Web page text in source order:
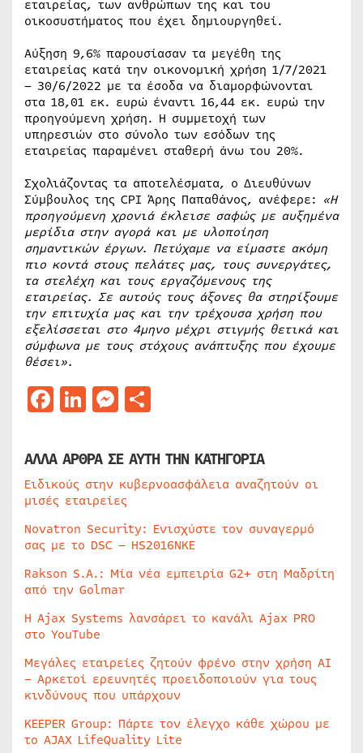
εταιρείας, των ανθρώπων της και του
οικοσυστήματος που έχει δημιουργηθεί.
Αύξηση 9,6% παρουσίασαν τα μεγέθη της
εταιρείας κατά την οικονομική χρήση 1/7/2021
– 30/6/2022 με τα έσοδα να διαμορφώνονται
στα 18,01 εκ. ευρώ έναντι 16,44 εκ. ευρώ την
προηγούμενη χρήση. Η συμμετοχή των
υπηρεσιών στο σύνολο των εσόδων της
εταιρείας παραμένει σταθερή άνω του 20%.
Σχολιάζοντας τα αποτελέσματα, ο Διευθύνων
Σύμβουλος της CPI Άρης Παπαθάνος, ανέφερε: «Η
προηγούμενη χρονιά έκλεισε σαφώς με αυξημένα
μερίδια στην αγορά και με υλοποίηση
σημαντικών έργων. Πετύχαμε να είμαστε ακόμη
πιο κοντά στους πελάτες μας, τους συνεργάτες,
τα στελέχη και τους εργαζόμενους της
εταιρείας. Σε αυτούς τους άξονες θα στηρίξουμε
την επιτυχία μας και την τρέχουσα χρήση που
εξελίσσεται στο 4μηνο μέχρι στιγμής θετικά και
σύμφωνα με τους στόχους ανάπτυξης που έχουμε
θέσει».
Facebook
LinkedIn
Messenger
ΑΛΛΑ ΑΡΘΡΑ ΣΕ ΑΥΤΗ ΤΗΝ ΚΑΤΗΓΟΡΙΑ
Ειδικούς στην κυβερνοασφάλεια αναζητούν οι
μισές εταιρείες
Novatron Security: Ενισχύστε τον συναγερμό
σας με το DSC – HS2016NKE
Rakson S.A.: Μία νέα εμπειρία G2+ στη Μαδρίτη
από την Golmar
Η Ajax Systems λανσάρει το κανάλι Ajax PRO
στο YouTube
Μεγάλες εταιρείες ζητούν φρένο στην χρήση AI
– Αρκετοί ερευνητές προειδοποιούν για τους
κινδύνους που υπάρχουν
KEEPER Group: Πάρτε τον έλεγχο κάθε χώρου με
το AJAX LifeQuality Lite